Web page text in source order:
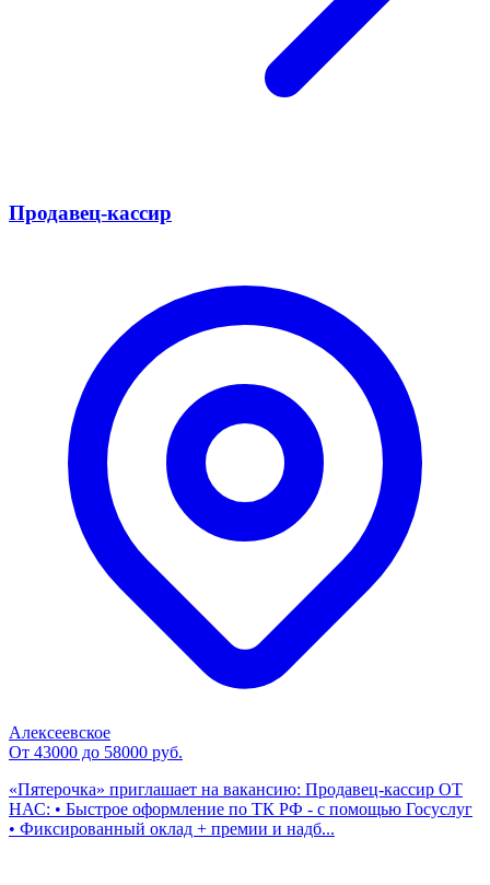
Продавец-кассир
Алексеевское
От 43000 до 58000 руб.
«Пятерочка» приглашает на вакансию: Продавец-кассир ОТ
НАС: • Быстрое оформление по ТК РФ - с помощью Госуслуг
• Фиксированный оклад + премии и надб...